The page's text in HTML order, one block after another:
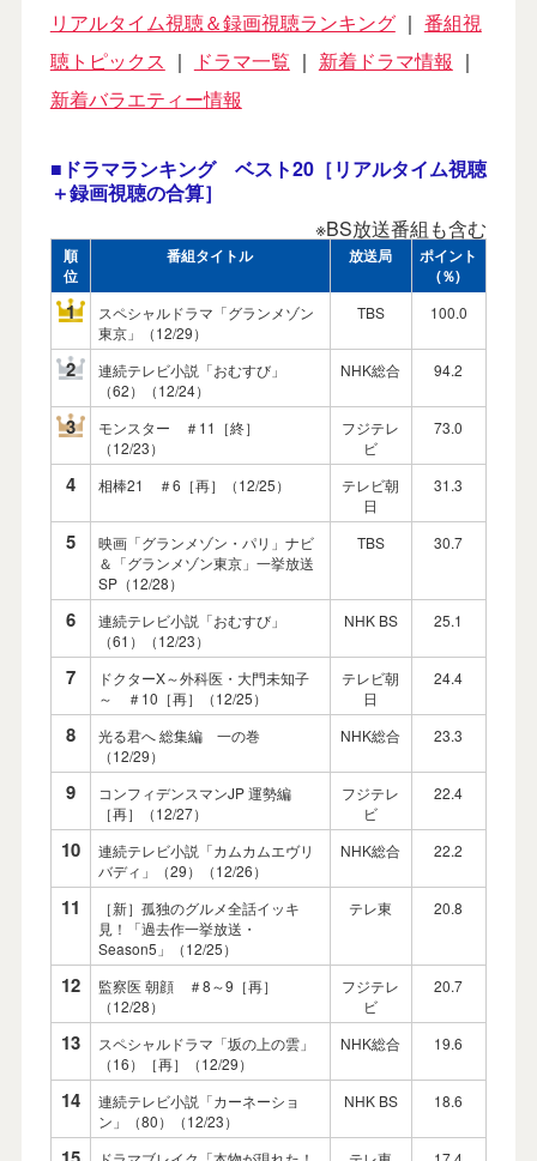
リアルタイム視聴＆録画視聴ランキング｜ 番組視
聴トピックス ｜ ドラマ一覧 ｜ 新着ドラマ情報 ｜
新着バラエティー情報
■ドラマランキング ベスト20［リアルタイム視聴
＋録画視聴の合算］
※BS放送番組も含む
順
位
番組タイトル 放送局
ポイント
(％)
1
スペシャルドラマ「グランメゾン
東京」（12/29）
TBS 100.0
2
連続テレビ小説「おむすび」
（62）（12/24）
NHK総合 94.2
3
モンスター ＃11［終］
（12/23）
フジテレ
ビ
73.0
4 相棒21 ＃6［再］（12/25）
テレビ朝
日
31.3
5
映画「グランメゾン・パリ」ナビ
＆「グランメゾン東京」一挙放送
SP（12/28）
TBS 30.7
6
連続テレビ小説「おむすび」
（61）（12/23）
NHK BS 25.1
7
ドクターX～外科医・大門未知子
～ ＃10［再］（12/25）
テレビ朝
日
24.4
8
光る君へ 総集編 一の巻
（12/29）
NHK総合 23.3
9
コンフィデンスマンJP 運勢編
［再］（12/27）
フジテレ
ビ
22.4
10
連続テレビ小説「カムカムエヴリ
バディ」（29）（12/26）
NHK総合 22.2
11
［新］孤独のグルメ全話イッキ
見！「過去作一挙放送・
Season5」（12/25）
テレ東 20.8
12
監察医 朝顔 ＃8～9［再］
（12/28）
フジテレ
ビ
20.7
13
スペシャルドラマ「坂の上の雲」
（16）［再］（12/29）
NHK総合 19.6
14
連続テレビ小説「カーネーショ
ン」（80）（12/23）
NHK BS 18.6